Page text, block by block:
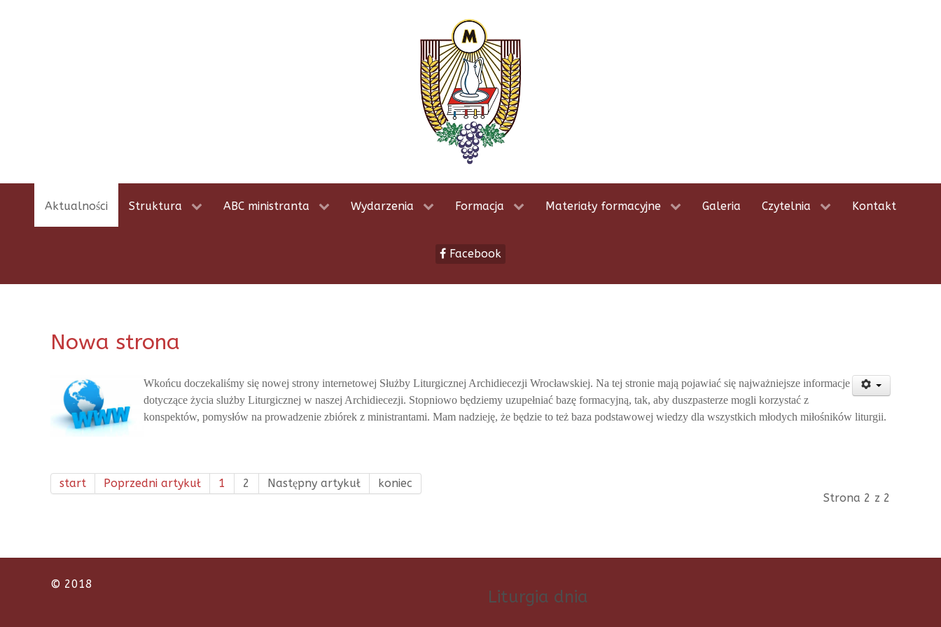
Aktualności Struktura ABC ministranta Wydarzenia Formacja Materiały formacyjne Galeria Czytelnia Kontakt
Facebook
Nowa strona
Wkońcu doczekaliśmy się nowej strony internetowej Służby Liturgicznej Archidiecezji Wrocławskiej. Na tej stronie mają pojawiać się najważniejsze informacje
dotyczące życia slużby Liturgicznej w naszej Archidiecezji. Stopniowo będziemy uzupełniać bazę formacyjną, tak, aby duszpasterze mogli korzystać z
konspektów, pomysłów na prowadzenie zbiórek z ministrantami. Mam nadzieję, że będzie to też baza podstawowej wiedzy dla wszystkich młodych miłośników liturgii.
Strona 2 z 2
start Poprzedni artykuł 1 2 Następny artykuł koniec
© 2018
Liturgia dnia